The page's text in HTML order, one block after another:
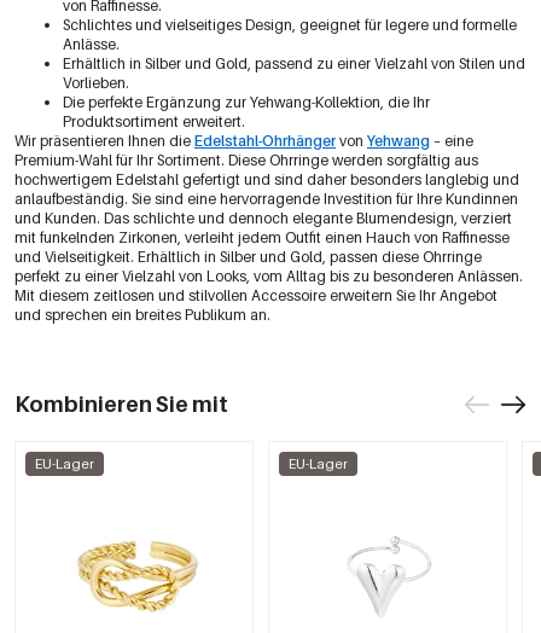
von Raffinesse.
Schlichtes und vielseitiges Design, geeignet für legere und formelle
Anlässe.
Erhältlich in Silber und Gold, passend zu einer Vielzahl von Stilen und
Vorlieben.
Die perfekte Ergänzung zur Yehwang-Kollektion, die Ihr
Produktsortiment erweitert.
Wir präsentieren Ihnen die Edelstahl-Ohrhänger von Yehwang – eine
Premium-Wahl für Ihr Sortiment. Diese Ohrringe werden sorgfältig aus
hochwertigem Edelstahl gefertigt und sind daher besonders langlebig und
anlaufbeständig. Sie sind eine hervorragende Investition für Ihre Kundinnen
und Kunden. Das schlichte und dennoch elegante Blumendesign, verziert
mit funkelnden Zirkonen, verleiht jedem Outfit einen Hauch von Raffinesse
und Vielseitigkeit. Erhältlich in Silber und Gold, passen diese Ohrringe
perfekt zu einer Vielzahl von Looks, vom Alltag bis zu besonderen Anlässen.
Mit diesem zeitlosen und stilvollen Accessoire erweitern Sie Ihr Angebot
und sprechen ein breites Publikum an.
Kombinieren Sie mit
EU-Lager EU-Lager